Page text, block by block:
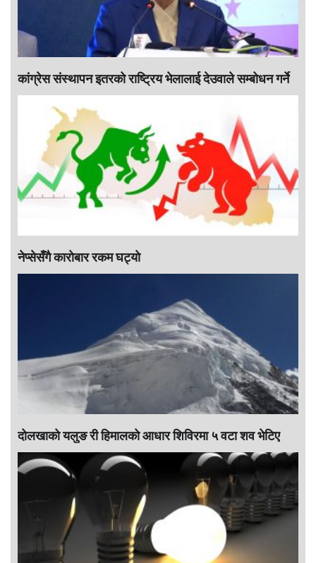
कांग्रेस संस्थापन इतरको राष्ट्रिय भेलालाई देउवाले सम्बोधन गर्ने
नेप्सेसँगै काराेबार रकम घट्याे
दोलखाको यलुङ री हिमालको आधार शिविरमा ५ वटा शव भेटिए